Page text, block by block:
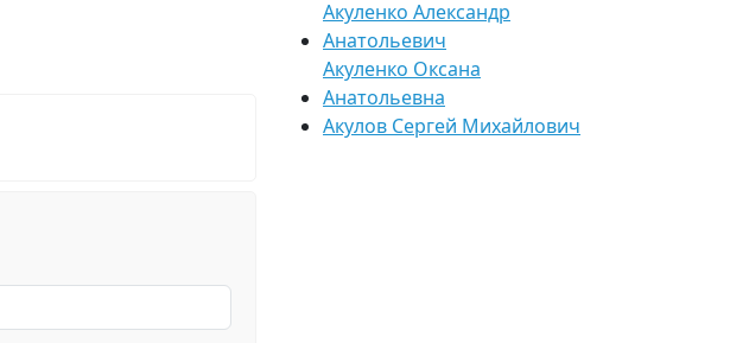
Акуленко Александр
Анатольевич
Акуленко Оксана
Анатольевна
Акулов Сергей Михайлович